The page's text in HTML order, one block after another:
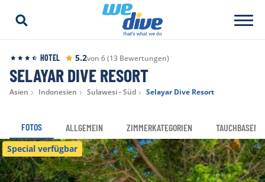
HOTEL 5.2von 6 (13 Bewertungen)
SELAYAR DIVE RESORT
Asien Indonesien Sulawesi - Süd Selayar Dive Resort
FOTOS ALLGEMEIN ZIMMERKATEGORIEN TAUCHBASEN
Special verfügbar